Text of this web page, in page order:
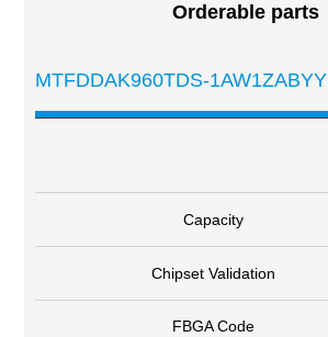
Orderable parts
MTFDDAK960TDS-1AW1ZABYY
Capacity
Chipset Validation
FBGA Code